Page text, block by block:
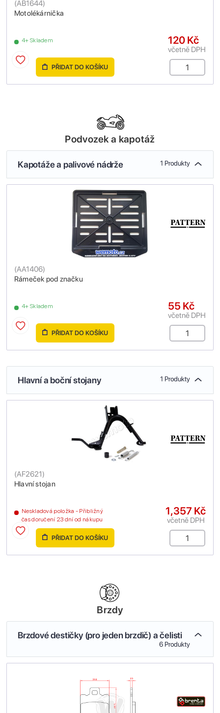
Motolékárnička
(AB1644)
4+ Skladem 120 Kč
včetně DPH
PŘIDAT DO KOŠÍKU
Podvozek a kapotáž
Kapotáže a palivové nádrže 1 Produkty
Rámeček pod značku
(AA1406)
4+ Skladem 55 Kč
včetně DPH
PŘIDAT DO KOŠÍKU
Hlavní a boční stojany 1 Produkty
Hlavní stojan
(AF2621)
Neskladová položka - Přibližný
čas doručení 23 dní od nákupu
1,357 Kč
včetně DPH
PŘIDAT DO KOŠÍKU
Brzdy
Brzdové destičky (pro jeden brzdič) a čelisti
6 Produkty